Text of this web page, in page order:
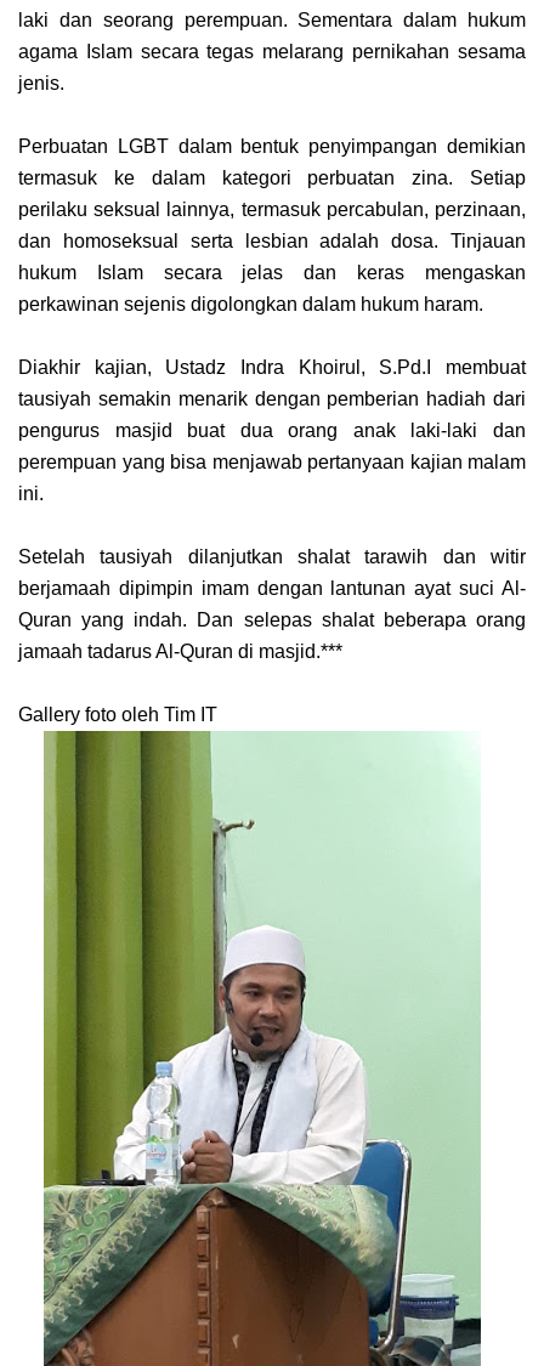
laki dan seorang perempuan. Sementara dalam hukum
agama Islam secara tegas melarang pernikahan sesama
jenis.
Perbuatan LGBT dalam bentuk penyimpangan demikian
termasuk ke dalam kategori perbuatan zina. Setiap
perilaku seksual lainnya, termasuk percabulan, perzinaan,
dan homoseksual serta lesbian adalah dosa. Tinjauan
hukum Islam secara jelas dan keras mengaskan
perkawinan sejenis digolongkan dalam hukum haram.
Diakhir kajian, Ustadz Indra Khoirul, S.Pd.I membuat
tausiyah semakin menarik dengan pemberian hadiah dari
pengurus masjid buat dua orang anak laki-laki dan
perempuan yang bisa menjawab pertanyaan kajian malam
ini.
Setelah tausiyah dilanjutkan shalat tarawih dan witir
berjamaah dipimpin imam dengan lantunan ayat suci Al-
Quran yang indah. Dan selepas shalat beberapa orang
jamaah tadarus Al-Quran di masjid.***
Gallery foto oleh Tim IT